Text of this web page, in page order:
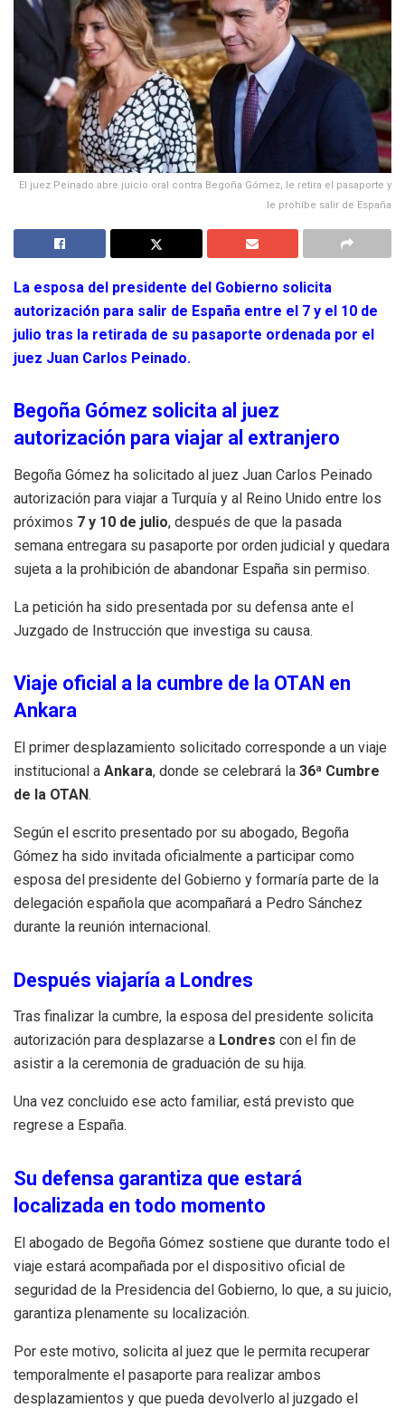
El juez Peinado abre juicio oral contra Begoña Gómez, le retira el pasaporte y
le prohíbe salir de España
La esposa del presidente del Gobierno solicita
autorización para salir de España entre el 7 y el 10 de
julio tras la retirada de su pasaporte ordenada por el
juez Juan Carlos Peinado.
Begoña Gómez solicita al juez
autorización para viajar al extranjero
Begoña Gómez ha solicitado al juez Juan Carlos Peinado
autorización para viajar a Turquía y al Reino Unido entre los
próximos 7 y 10 de julio, después de que la pasada
semana entregara su pasaporte por orden judicial y quedara
sujeta a la prohibición de abandonar España sin permiso.
La petición ha sido presentada por su defensa ante el
Juzgado de Instrucción que investiga su causa.
Viaje oficial a la cumbre de la OTAN en
Ankara
El primer desplazamiento solicitado corresponde a un viaje
institucional a Ankara, donde se celebrará la 36ª Cumbre
de la OTAN.
Según el escrito presentado por su abogado, Begoña
Gómez ha sido invitada oficialmente a participar como
esposa del presidente del Gobierno y formaría parte de la
delegación española que acompañará a Pedro Sánchez
durante la reunión internacional.
Después viajaría a Londres
Tras finalizar la cumbre, la esposa del presidente solicita
autorización para desplazarse a Londres con el fin de
asistir a la ceremonia de graduación de su hija.
Una vez concluido ese acto familiar, está previsto que
regrese a España.
Su defensa garantiza que estará
localizada en todo momento
El abogado de Begoña Gómez sostiene que durante todo el
viaje estará acompañada por el dispositivo oficial de
seguridad de la Presidencia del Gobierno, lo que, a su juicio,
garantiza plenamente su localización.
Por este motivo, solicita al juez que le permita recuperar
temporalmente el pasaporte para realizar ambos
desplazamientos y que pueda devolverlo al juzgado el